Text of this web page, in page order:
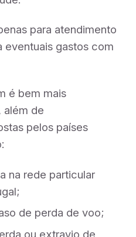
para atendimento
eventuais gastos com
é bem mais
além de
pelos países
na rede particular
de perda de voo;
ou extravio de